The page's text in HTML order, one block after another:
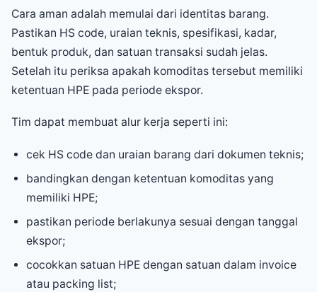
Cara aman adalah memulai dari identitas barang.
Pastikan HS code, uraian teknis, spesifikasi, kadar,
bentuk produk, dan satuan transaksi sudah jelas.
Setelah itu periksa apakah komoditas tersebut memiliki
ketentuan HPE pada periode ekspor.
Tim dapat membuat alur kerja seperti ini:
cek HS code dan uraian barang dari dokumen teknis;
bandingkan dengan ketentuan komoditas yang
memiliki HPE;
pastikan periode berlakunya sesuai dengan tanggal
ekspor;
cocokkan satuan HPE dengan satuan dalam invoice
atau packing list;